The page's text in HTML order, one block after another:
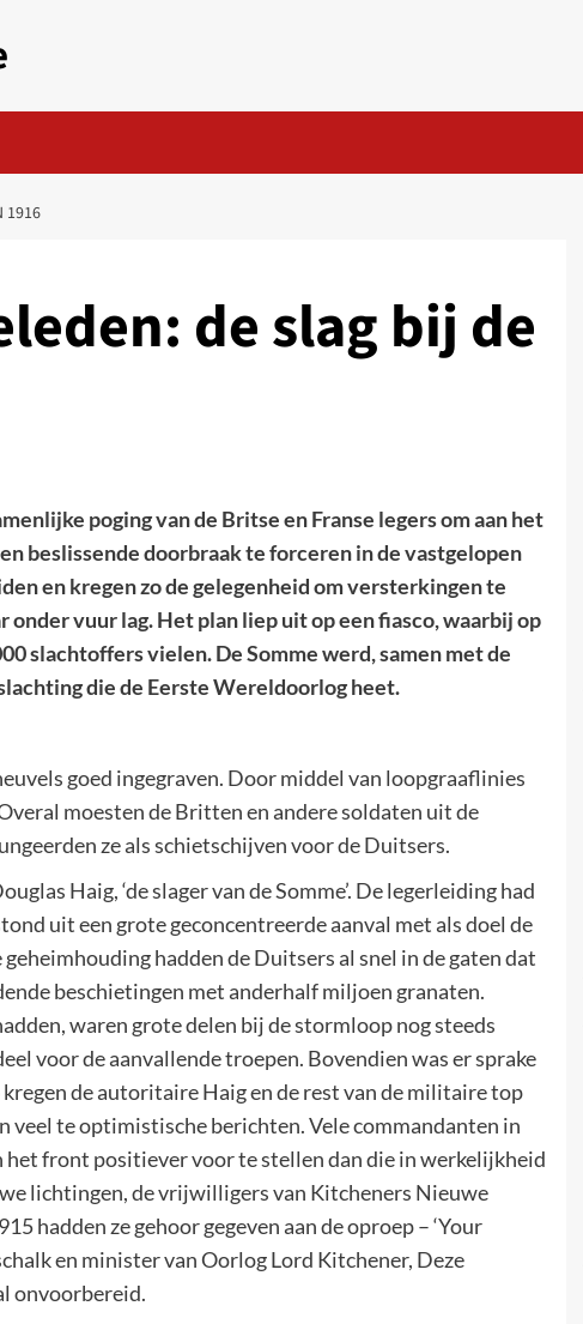
1916
de slag bij de
poging van de Britse en Franse legers om aan het
beslissende doorbraak te forceren in de vastgelopen
en kregen zo de gelegenheid om versterkingen te
vuur lag. Het plan liep uit op een fiasco, waarbij op
slachtoffers vielen. De Somme werd, samen met de
die de Eerste Wereldoorlog heet.
goed ingegraven. Door middel van loopgraaflinies
moesten de Britten en andere soldaten uit de
ze als schietschijven voor de Duitsers.
Haig, ‘de slager van de Somme’. De legerleiding had
uit een grote geconcentreerde aanval met als doel de
hadden de Duitsers al snel in de gaten dat
beschietingen met anderhalf miljoen granaten.
waren grote delen bij de stormloop nog steeds
voor de aanvallende troepen. Bovendien was er sprake
de autoritaire Haig en de rest van de militaire top
te optimistische berichten. Vele commandanten in
front positiever voor te stellen dan die in werkelijkheid
lichtingen, de vrijwilligers van Kitcheners Nieuwe
hadden ze gehoor gegeven aan de oproep – ‘Your
en minister van Oorlog Lord Kitchener, Deze
onvoorbereid.